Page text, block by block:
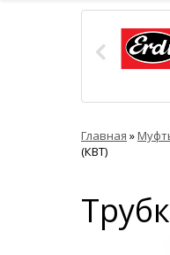
Главная »
(КВТ)